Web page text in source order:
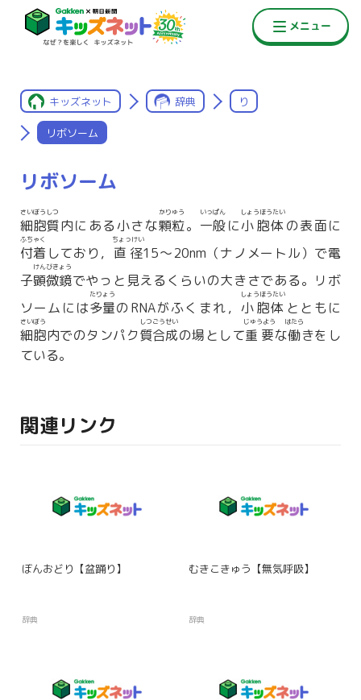
キッズネット 辞典 り
リボソーム
リボソーム
細胞質
さいぼうしつ
内にある小さな顆粒
かりゅう
。 一般
いっぱん
に小胞体
しょうほうたい
の表面に
付着
ふちゃく
しており， 直径
ちょっけい
15〜20nm（ナノメートル）で電
子顕微鏡
けんびきょう
でやっと見えるくらいの大きさである。リボ
ソームには多量
たりょう
のRNAがふくまれ， 小胞体
しょうほうたい
とともに
細胞
さいぼう
内でのタンパク質合成
しつごうせい
の場として重要
じゅうよう
な働
はたら
きをし
ている。
関連リンク
ぼんおどり【盆踊り】
辞典
むきこきゅう【無気呼吸】
辞典